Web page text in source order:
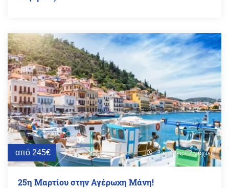
από 245€ schedule 3 ημέρες / 2 νύχτες
25η Μαρτίου στην Αγέρωχη Μάνη!